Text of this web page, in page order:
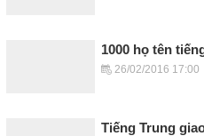
1000 họ tên
26/02/2016 17:00
Tiếng Trung